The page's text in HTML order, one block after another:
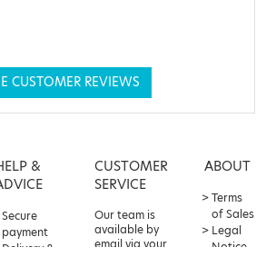
CUSTOMER REVIEWS
&
Secure
payment
Delivery &
CUSTOMER
SERVICE
Our team is
available by
email via your
ABOUT
Terms
of Sales
Legal
Notice